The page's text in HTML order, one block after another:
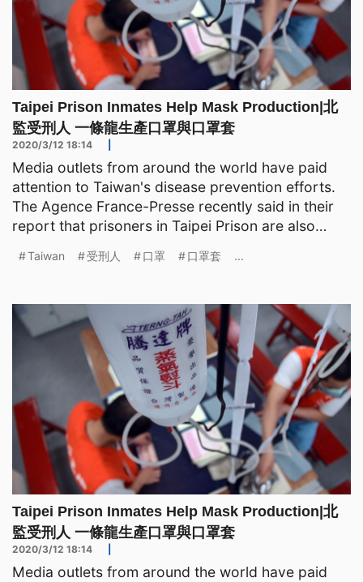
Taipei Prison Inmates Help Mask Production|北
監受刑人 一條龍生產口罩與口罩套
2020/3/12 18:14
Media outlets from around the world have paid
attention to Taiwan's disease prevention efforts.
The Agence France-Presse recently said in their
report that prisoners in Taipei Prison are also
Taiwan 受刑人 口罩 口罩套 ...
Taipei Prison Inmates Help Mask Production|北
監受刑人 一條龍生產口罩與口罩套
2020/3/12 18:14
Media outlets from around the world have paid